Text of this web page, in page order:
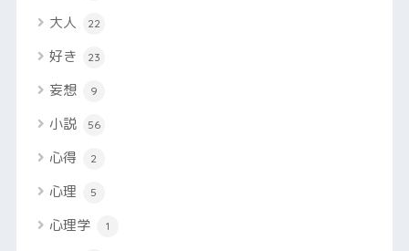
大人 22
好き 23
妄想 9
小説 56
心得 2
心理 5
心理学 1